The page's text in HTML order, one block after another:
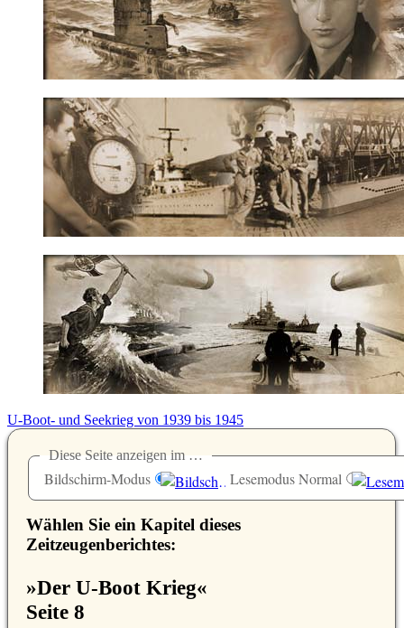
U-Boot- und Seekrieg von 1939 bis 1945
Diese Seite anzeigen im …
Bildschirm-Modus Lesemodus Normal
Wählen Sie ein Kapitel dieses
Zeitzeugenberichtes:
»Der U-Boot Krieg«
Seite 8